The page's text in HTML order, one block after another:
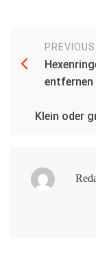
entfernen
Klein oder